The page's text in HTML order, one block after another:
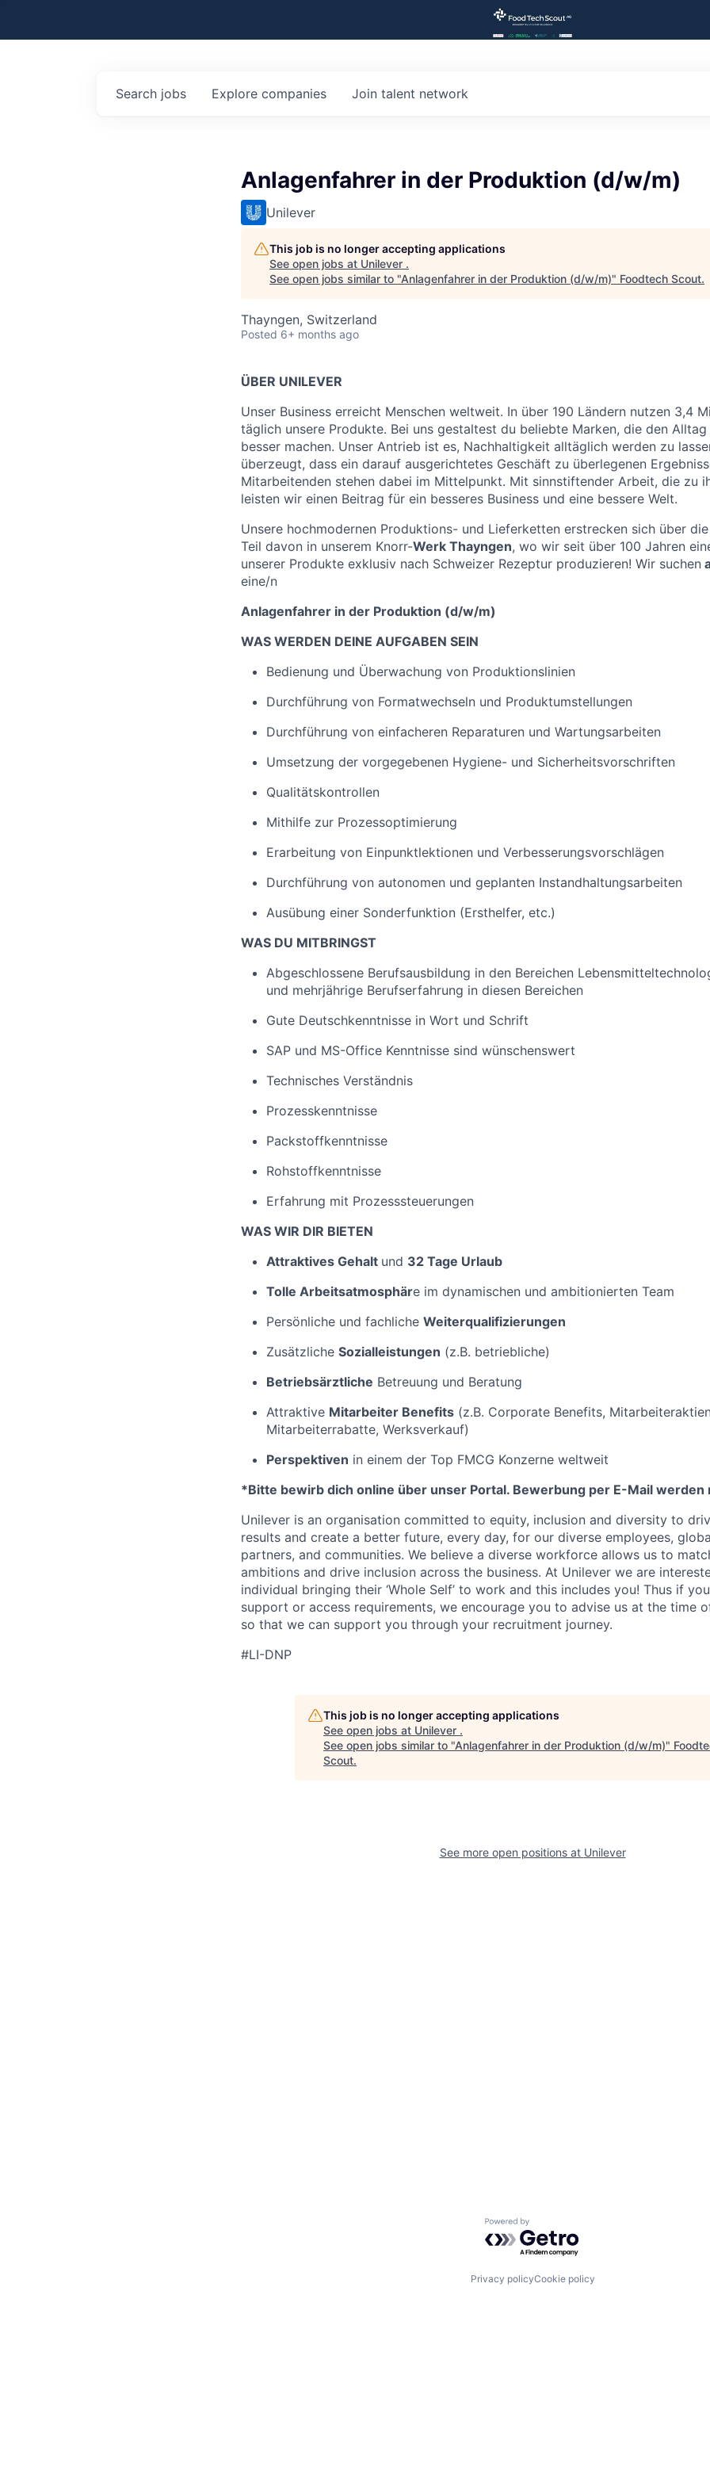
Search jobs Explore companies Join talent network
Anlagenfahrer in der Produktion (d/w/m)
Unilever
This job is no longer accepting applications
See open jobs at Unilever .
See open jobs similar to "Anlagenfahrer in der Produktion (d/w/m)" Foodtech Scout.
Thayngen, Switzerland
Posted 6+ months ago
ÜBER UNILEVER
Unser Business erreicht Menschen weltweit. In über 190 Ländern nutzen 3,4
täglich unsere Produkte. Bei uns gestaltest du beliebte Marken, die den Alltag
besser machen. Unser Antrieb ist es, Nachhaltigkeit alltäglich werden zu
überzeugt, dass ein darauf ausgerichtetes Geschäft zu überlegenen
Mitarbeitenden stehen dabei im Mittelpunkt. Mit sinnstiftender Arbeit, die zu
leisten wir einen Beitrag für ein besseres Business und eine bessere Welt.
Unsere hochmodernen Produktions- und Lieferketten erstrecken sich über
Teil davon in unserem Knorr-Werk Thayngen, wo wir seit über 100 Jahren
unserer Produkte exklusiv nach Schweizer Rezeptur produzieren! Wir suchen
eine/n
Anlagenfahrer in der Produktion (d/w/m)
WAS WERDEN DEINE AUFGABEN SEIN
Bedienung und Überwachung von Produktionslinien
Durchführung von Formatwechseln und Produktumstellungen
Durchführung von einfacheren Reparaturen und Wartungsarbeiten
Umsetzung der vorgegebenen Hygiene- und Sicherheitsvorschriften
Qualitätskontrollen
Mithilfe zur Prozessoptimierung
Erarbeitung von Einpunktlektionen und Verbesserungsvorschlägen
Durchführung von autonomen und geplanten Instandhaltungsarbeiten
Ausübung einer Sonderfunktion (Ersthelfer, etc.)
WAS DU MITBRINGST
Abgeschlossene Berufsausbildung in den Bereichen
und mehrjährige Berufserfahrung in diesen Bereichen
Gute Deutschkenntnisse in Wort und Schrift
SAP und MS-Office Kenntnisse sind wünschenswert
Technisches Verständnis
Prozesskenntnisse
Packstoffkenntnisse
Rohstoffkenntnisse
Erfahrung mit Prozesssteuerungen
WAS WIR DIR BIETEN
Attraktives Gehalt und 32 Tage Urlaub
Tolle Arbeitsatmosphäre im dynamischen und ambitionierten Team
Persönliche und fachliche Weiterqualifizierungen
Zusätzliche Sozialleistungen (z.B. betriebliche)
Betriebsärztliche Betreuung und Beratung
Attraktive Mitarbeiter Benefits (z.B. Corporate Benefits,
Mitarbeiterrabatte, Werksverkauf)
Perspektiven in einem der Top FMCG Konzerne weltweit
*Bitte bewirb dich online über unser Portal. Bewerbung per E-Mail werden
Unilever is an organisation committed to equity, inclusion and diversity to
results and create a better future, every day, for our diverse employees,
partners, and communities. We believe a diverse workforce allows us to
ambitions and drive inclusion across the business. At Unilever we are
individual bringing their ‘Whole Self’ to work and this includes you! Thus if
support or access requirements, we encourage you to advise us at the time
so that we can support you through your recruitment journey.
#LI-DNP
This job is no longer accepting applications
See open jobs at Unilever .
See open jobs similar to "Anlagenfahrer in der Produktion (d/w/m)"
Scout.
See more open positions at Unilever
Powered by Getro.com
Privacy policyCookie policy